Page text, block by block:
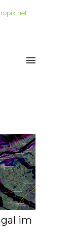
im